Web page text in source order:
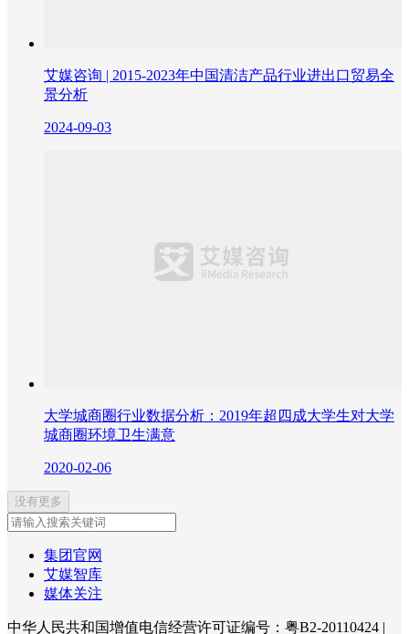
艾媒咨询 | 2015-2023年中国清洁产品行业进出口贸易全
景分析
2024-09-03
大学城商圈行业数据分析：2019年超四成大学生对大学
城商圈环境卫生满意
2020-02-06
没有更多
集团官网
艾媒智库
媒体关注
中华人民共和国增值电信经营许可证编号：粤B2-20110424 |